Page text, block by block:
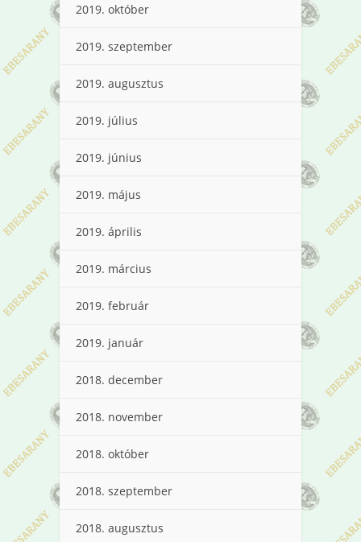
2019. október
2019. szeptember
2019. augusztus
2019. július
2019. június
2019. május
2019. április
2019. március
2019. február
2019. január
2018. december
2018. november
2018. október
2018. szeptember
2018. augusztus